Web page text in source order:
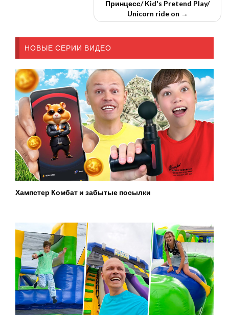
Принцесс/ Kid's Pretend Play/
Unicorn ride on →
НОВЫЕ СЕРИИ ВИДЕО
Хампстер Комбат и забытые посылки